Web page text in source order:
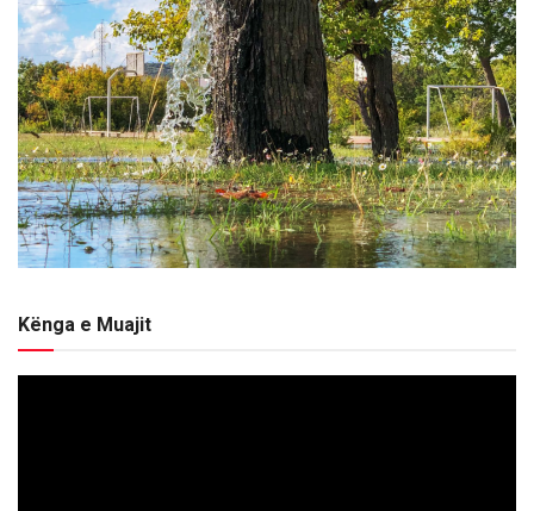
Kënga e Muajit